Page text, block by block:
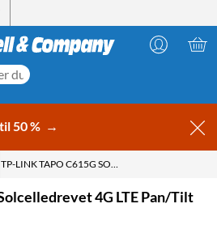
50 % →
TP-LINK TAPO C615G SOLCELLEDREVET 4G LTE PAN/TILT OVERVÅKINGSKAMERA
4G LTE Pan/Tilt